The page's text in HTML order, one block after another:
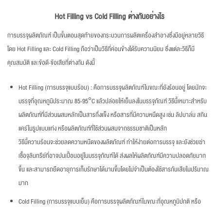
Hot Filling vs Cold Filling ต่างกันอย่างไร
การบรรจุผลิตภัณฑ์ เป็นขั้นตอนสุดท้ายของกระบวนการผลิตเครื่องสำอางซึ่งมีอยู่หลายวิธี
โดย Hot Filling และ Cold Filling ถือว่าเป็นวิธีที่ค่อนข้างได้รับความนิยม ซึ่งแต่ละวิธีก็มี
คุณสมบัติ และข้อดี-ข้อเสียที่ต่างกัน ดังนี้
Hot Filling (การบรรจุแบบร้อน) : คือการบรรจุผลิตภัณฑ์ในขณะที่ยังร้อนอยู่ โดยมักจะ
บรรจุที่อุณหภูมิประมาณ 85-95°C แล้วปล่อยให้เย็นลงในบรรจุภัณฑ์ วิธีนี้เหมาะสำหรับ
ผลิตภัณฑ์ที่มีส่วนผสมหลักเป็นสารกึ่งแข็ง หรือสารที่มีความหนืดสูง เช่น ลิปบาล์ม สกิน
แคร์ในรูปแบบแท่ง หรือผลิตภัณฑ์ที่ใช้ส่วนผสมจากธรรมชาติเป็นหลัก
วิธีนี้ความร้อนจะช่วยลดความหนืดของผลิตภัณฑ์ ทำให้ง่ายต่อการบรรจุ และยังช่วยฆ่า
เชื้อจุลินทรีย์ที่อาจปนเปื้อนอยู่ในบรรจุภัณฑ์ได้ ส่งผลให้ผลิตภัณฑ์มีความปลอดภัยมาก
ขึ้น และสามารถยืดอายุการเก็บรักษาได้นานขึ้นโดยไม่จำเป็นต้องใช้สารกันเสียในปริมาณ
มาก
Cold Filling (การบรรจุแบบเย็น) คือการบรรจุผลิตภัณฑ์ในขณะที่อุณหภูมิปกติ หรือ